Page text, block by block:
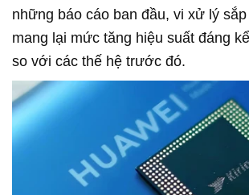
những báo cáo ban đầu, vi xử lý
mang lại mức tăng hiệu suất đáng
so với các thế hệ trước đó.